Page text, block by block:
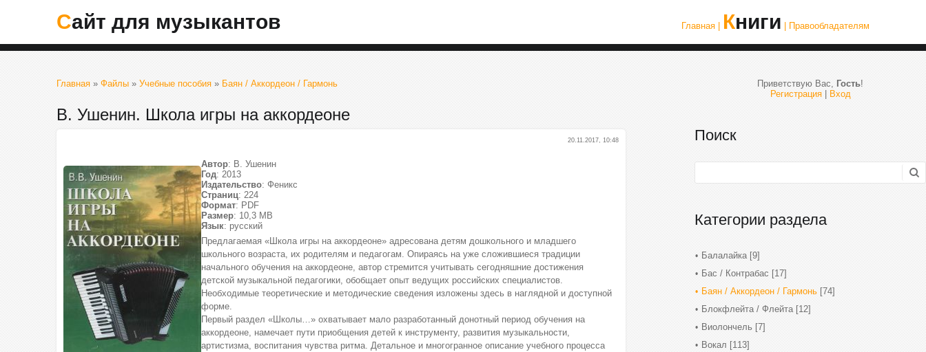
Сайт для музыкантов Главная | Книги | Правообладателям
Главная » Файлы » Учебные пособия » Баян / Аккордеон / Гармонь
В. Ушенин. Школа игры на аккордеоне
20.11.2017, 10:48
Автор: В. Ушенин
Год: 2013
Издательство: Феникс
Страниц: 224
Формат: PDF
Размер: 10,3 МВ
Язык: русский
Предлагаемая «Школа игры на аккордеоне» адресована детям дошкольного и младшего
школьного возраста, их родителям и педагогам. Опираясь на уже сложившиеся традиции
начального обучения на аккордеоне, автор стремится учитывать сегодняшние достижения
детской музыкальной педагогики, обобщает опыт ведущих российских специалистов.
Необходимые теоретические и методические сведения изложены здесь в наглядной и доступной
форме.
Первый раздел «Школы…» охватывает мало разработанный донотный период обучения на
аккордеоне, намечает пути приобщения детей к инструменту, развития музыкальности,
артистизма, воспитания чувства ритма. Детальное и многогранное описание учебного процесса
Приветствую Вас, Гость!
Регистрация| Вход
Поиск
Категории раздела
Балалайка [9]
Бас / Контрабас [17]
Баян / Аккордеон / Гармонь [74]
Блокфлейта / Флейта [12]
Виолончель [7]
Вокал [113]